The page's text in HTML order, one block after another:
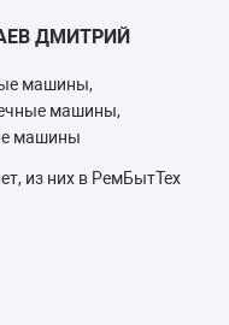
ДМИТРИЙ
машины,
машины,
машины
из них в РемБытТех